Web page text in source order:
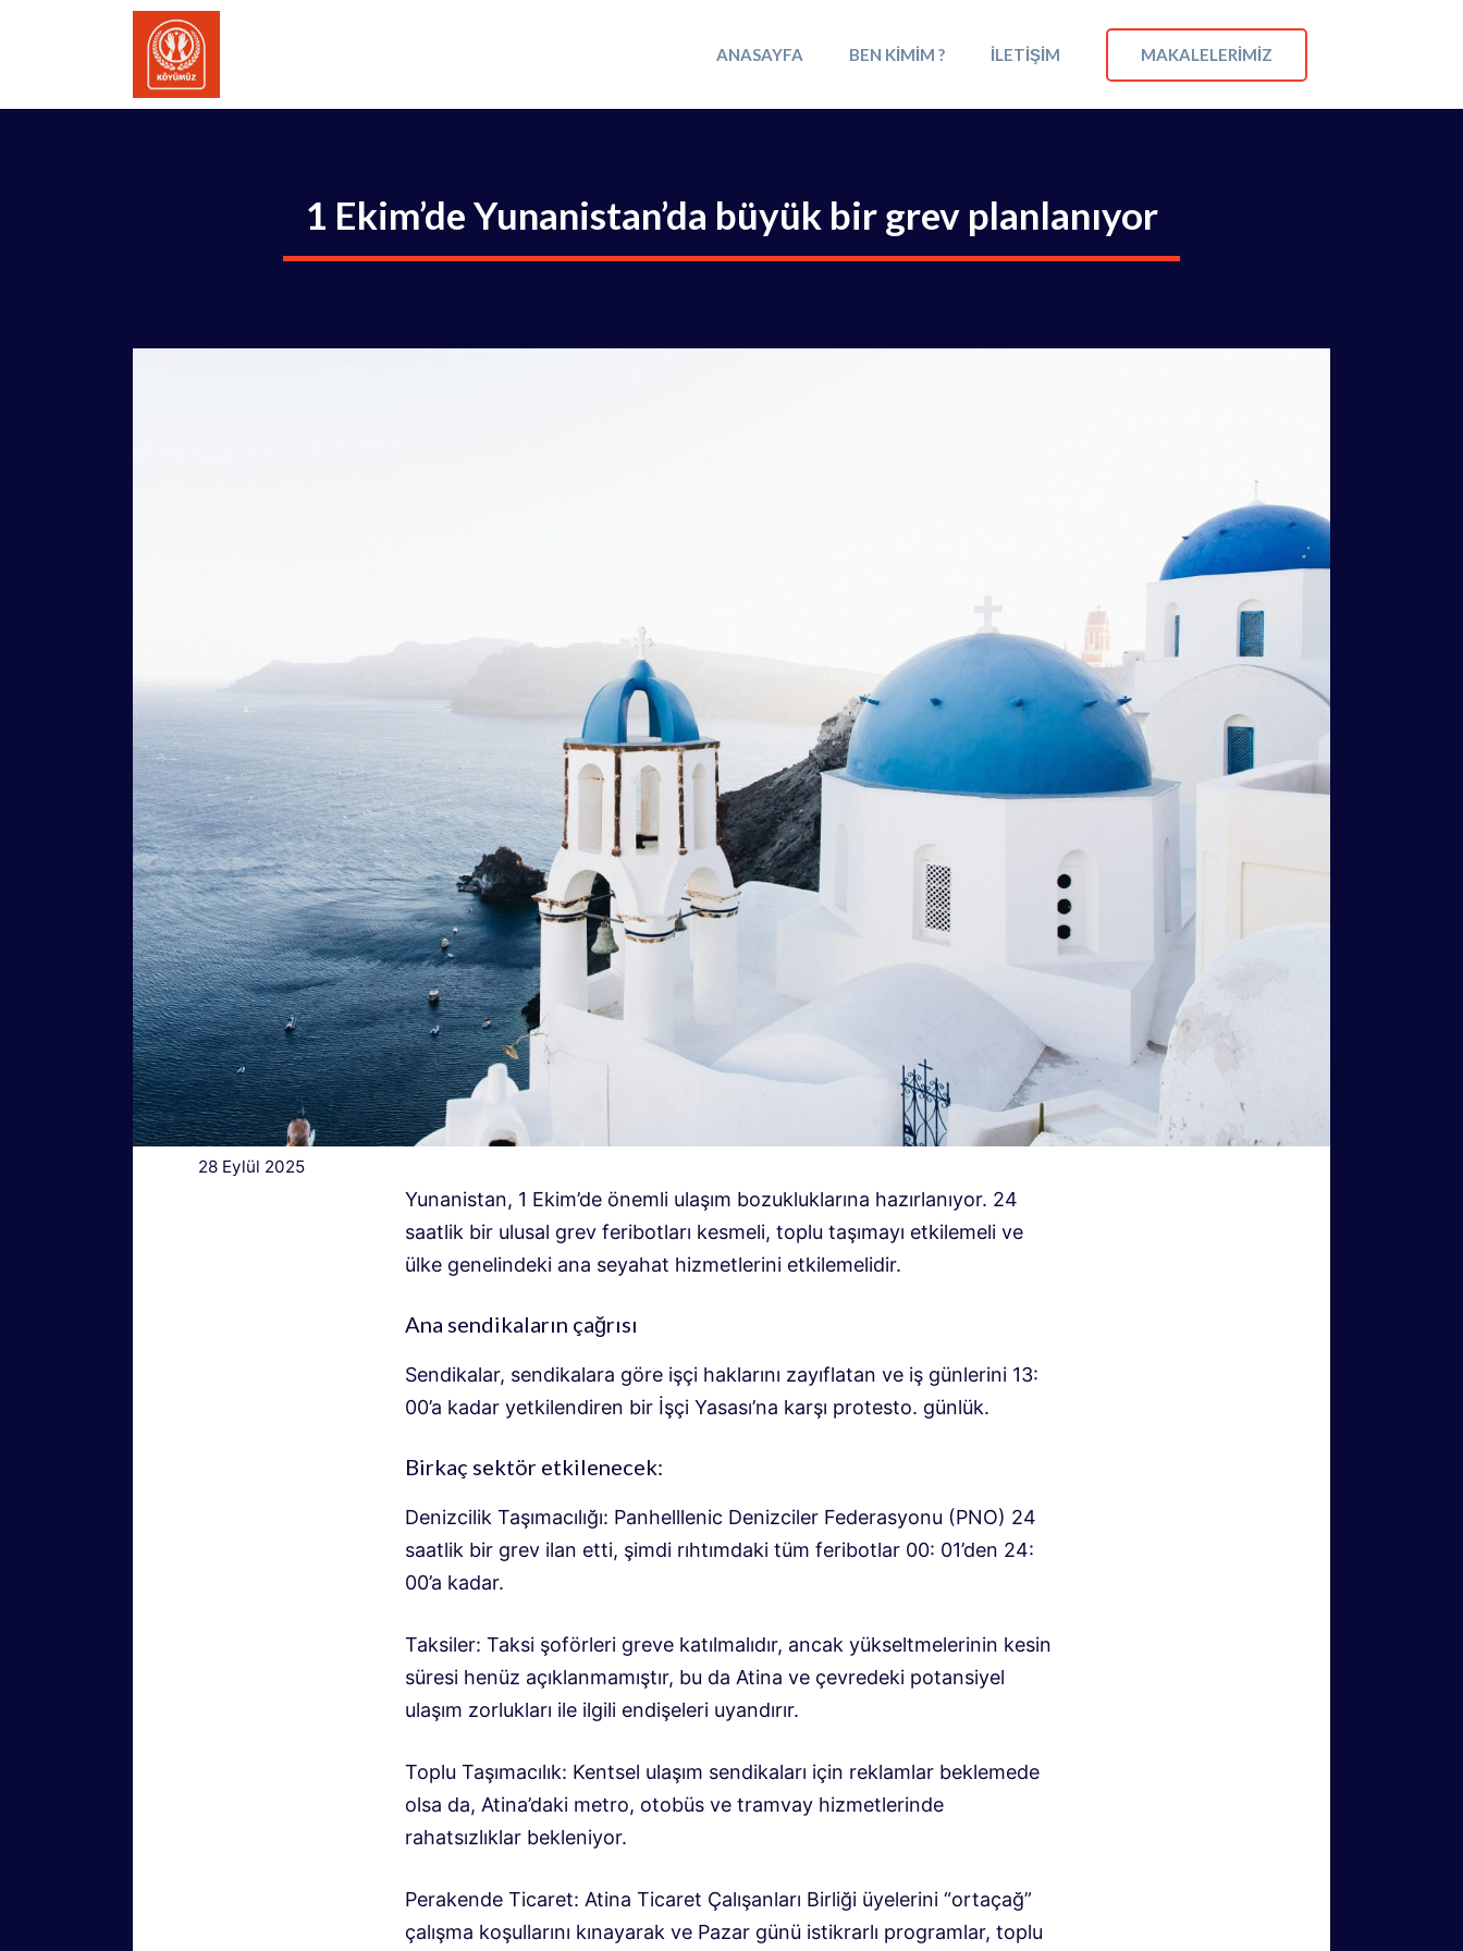
ANASAYFA BEN KIMIM ? İLETIŞIM MAKALELERIMIZ
1 Ekim’de Yunanistan’da büyük bir grev planlanıyor
28 Eylül 2025
Yunanistan, 1 Ekim’de önemli ulaşım bozukluklarına hazırlanıyor. 24
saatlik bir ulusal grev feribotları kesmeli, toplu taşımayı etkilemeli ve
ülke genelindeki ana seyahat hizmetlerini etkilemelidir.
Ana sendikaların çağrısı
Sendikalar, sendikalara göre işçi haklarını zayıflatan ve iş günlerini 13:
00’a kadar yetkilendiren bir İşçi Yasası’na karşı protesto. günlük.
Birkaç sektör etkilenecek:
Denizcilik Taşımacılığı: Panhelllenic Denizciler Federasyonu (PNO) 24
saatlik bir grev ilan etti, şimdi rıhtımdaki tüm feribotlar 00: 01’den 24:
00’a kadar.
Taksiler: Taksi şoförleri greve katılmalıdır, ancak yükseltmelerinin kesin
süresi henüz açıklanmamıştır, bu da Atina ve çevredeki potansiyel
ulaşım zorlukları ile ilgili endişeleri uyandırır.
Toplu Taşımacılık: Kentsel ulaşım sendikaları için reklamlar beklemede
olsa da, Atina’daki metro, otobüs ve tramvay hizmetlerinde
rahatsızlıklar bekleniyor.
Perakende Ticaret: Atina Ticaret Çalışanları Birliği üyelerini “ortaçağ”
çalışma koşullarını kınayarak ve Pazar günü istikrarlı programlar, toplu